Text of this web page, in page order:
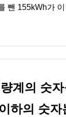
뺀 155kWh가
계의 숫
하의 숫자